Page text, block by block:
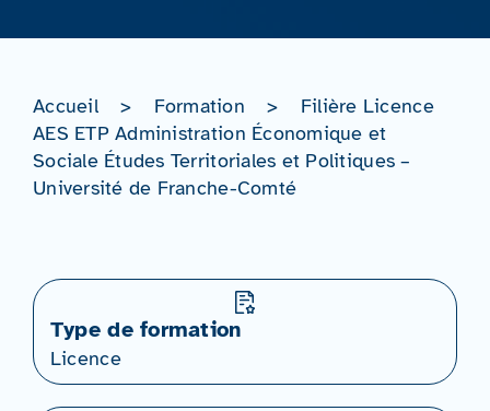
Accueil > Formation >
Filière Licence
AES ETP Administration Économique et
Sociale Études Territoriales et Politiques –
Université de Franche-Comté
Type de formation
Licence